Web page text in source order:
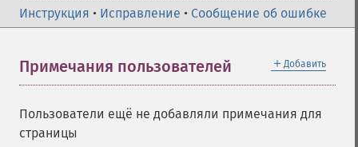
Инструкция • Исправление • Сообщение об ошибке
＋ Добавить
Примечания пользователей
Пользователи ещё не добавляли примечания для
страницы